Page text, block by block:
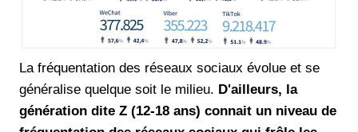
La fréquentation des réseaux sociaux évolue et se
généralise quelque soit le milieu. D'ailleurs, la
génération dite Z (12-18 ans) connait un niveau de